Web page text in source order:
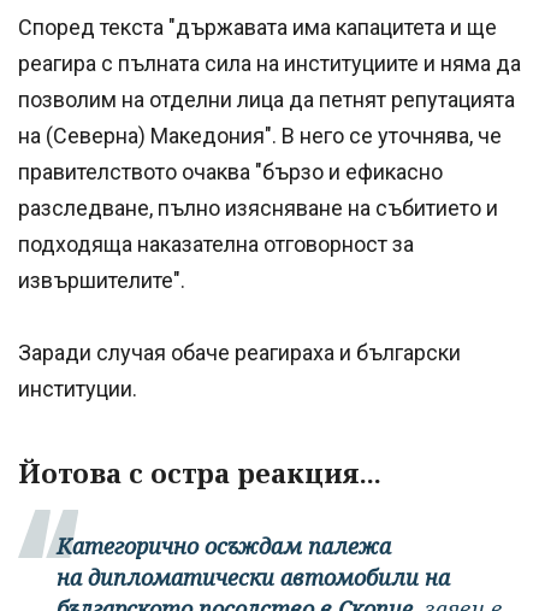
Според текста "държавата има капацитета и ще
реагира с пълната сила на институциите и няма да
позволим на отделни лица да петнят репутацията
на (Северна) Македония". В него се уточнява, че
правителството очаква "бързо и ефикасно
разследване, пълно изясняване на събитието и
подходяща наказателна отговорност за
извършителите".
Заради случая обаче реагираха и български
институции.
Йотова с остра реакция...
Категорично осъждам палежа
на дипломатически автомобили на